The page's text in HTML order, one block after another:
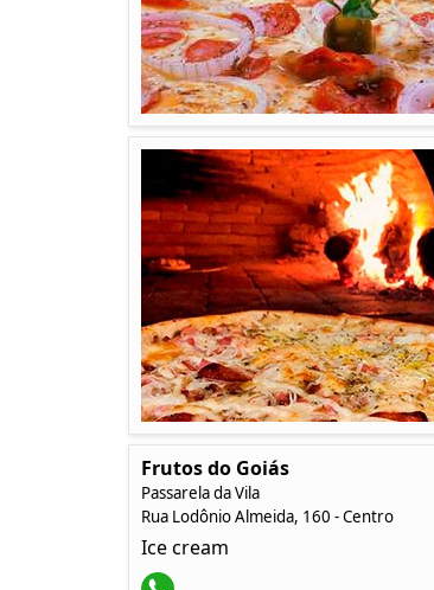
Frutos do Goiás
Passarela da Vila
Rua Lodônio Almeida, 160 - Centro
Ice cream